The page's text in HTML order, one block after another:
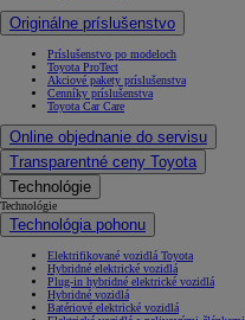
Originálne príslušenstvo
Príslušenstvo po modeloch
Toyota ProTect
Akciové pakety príslušenstva
Cenníky príslušenstva
Toyota Car Care
Online objednanie do servisu
Transparentné ceny Toyota
Technológie
Technológie
Technológia pohonu
Elektrifikované vozidlá Toyota
Hybridné elektrické vozidlá
Plug-in hybridné elektrické vozidlá
Hybridné vozidlá
Batériové elektrické vozidlá